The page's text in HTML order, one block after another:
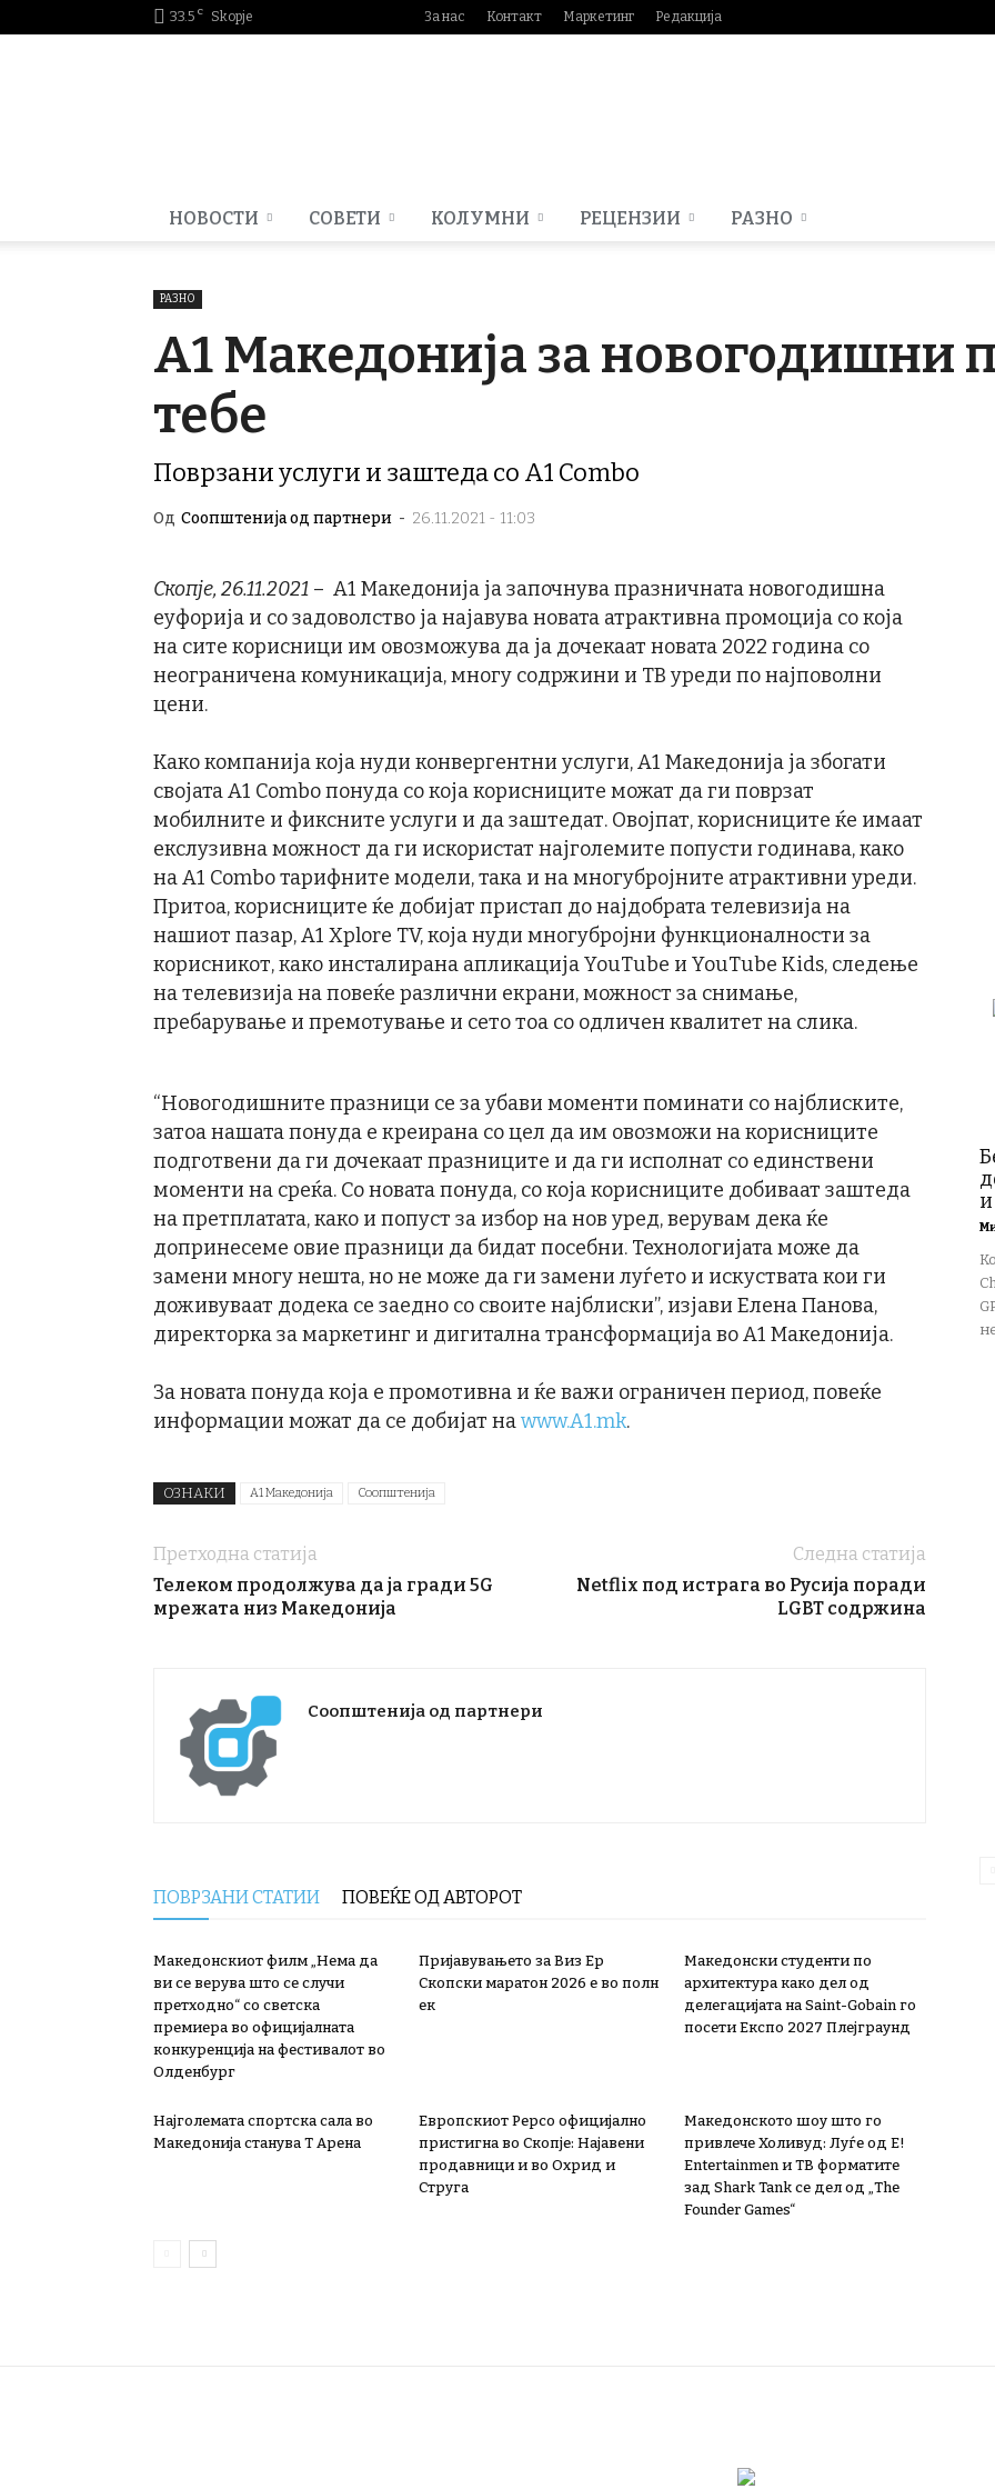
33.5 C Skopje За нас Контакт Маркетинг Редакција
НОВОСТИ СОВЕТИ КОЛУМНИ РЕЦЕНЗИИ РАЗНО
РАЗНО
A1 Македонија за новогодишни
тебе
Поврзани услуги и заштеда со A1 Combo
Од Соопштенија од партнери - 26.11.2021 - 11:03
Скопје, 26.11.2021 – А1 Македонија ја започнува празничната новогодишна
еуфорија и со задоволство ја најавува новата атрактивна промоција со која
на сите корисници им овозможува да ја дочекаат новата 2022 година со
неограничена комуникација, многу содржини и ТВ уреди по најповолни
цени.
Како компанија која нуди конвергентни услуги, А1 Македонија ја збогати
својата A1 Combo понуда со која корисниците можат да ги поврзат
мобилните и фиксните услуги и да заштедат. Овојпат, корисниците ќе имаат
екслузивна можност да ги искористат најголемите попусти годинава, како
на A1 Combo тарифните модели, така и на многубројните атрактивни уреди.
Притоа, корисниците ќе добијат пристап до најдобрата телевизија на
нашиот пазар, А1 Xplore TV, која нуди многубројни функционалности за
корисникот, како инсталирана апликација YouTube и YouTube Kids, следење
на телевизија на повеќе различни екрани, можност за снимање,
пребарување и премотување и сето тоа со одличен квалитет на слика.
“Новогодишните празници се за убави моменти поминати со најблиските,
затоа нашата понуда е креирана со цел да им овозможи на корисниците
подготвени да ги дочекаат празниците и да ги исполнат со единствени
моменти на среќа. Со новата понуда, со која корисниците добиваат заштеда
на претплатата, како и попуст за избор на нов уред, верувам дека ќе
допринесеме овие празници да бидат посебни. Технологијата може да
замени многу нешта, но не може да ги замени луѓето и искуствата кои ги
доживуваат додека се заедно со своите најблиски”, изјави Елена Панова,
директорка за маркетинг и дигитална трансформација во А1 Македонија.
За новата понуда која е промотивна и ќе важи ограничен период, повеќе
информации можат да се добијат наwww.A1.mk.
ОЗНАКИ А1 Македонија Соопштенија
Претходна статија
Телеком продолжува да ја гради 5G
мрежата низ Македонија
Следна статија
Netflix под истрага во Русија поради
LGBT содржина
Соопштенија од партнери
ПОВРЗАНИ СТАТИИ ПОВЕЌЕ ОД АВТОРОТ
Македонскиот филм „Нема да
ви се верува што се случи
претходно“ со светска
премиера во официјалната
конкуренција на фестивалот во
Олденбург
Пријавувањето за Виз Ер
Скопски маратон 2026 е во полн
ек
Македонски студенти по
архитектура како дел од
делегацијата на Saint-Gobain го
посети Експо 2027 Плејграунд
Најголемата спортска сала во
Македонија станува Т Арена
Европскиот Pepco официјално
пристигна во Скопје: Најавени
продавници и во Охрид и
Струга
Македонското шоу што го
привлече Холивуд: Луѓе од E!
Entertainmen и ТВ форматите
зад Shark Tank се дел од „The
Founder Games“